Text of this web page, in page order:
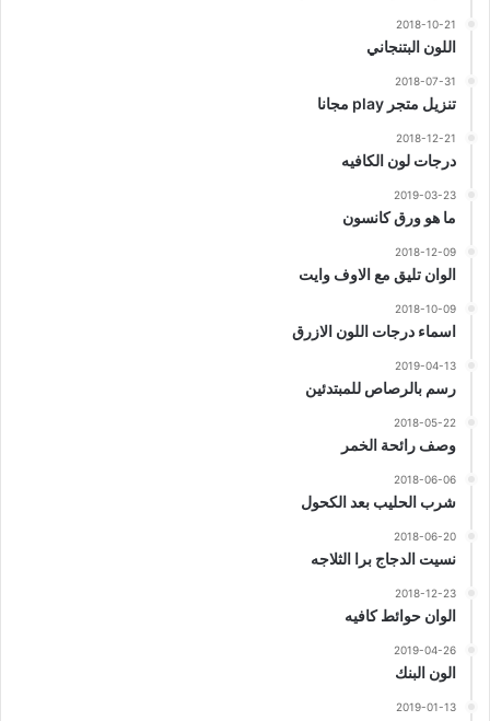
2018-10-21
اللون البتنجاني
2018-07-31
تنزيل متجر play مجانا
2018-12-21
درجات لون الكافيه
2019-03-23
ما هو ورق كانسون
2018-12-09
الوان تليق مع الاوف وايت
2018-10-09
اسماء درجات اللون الازرق
2019-04-13
رسم بالرصاص للمبتدئين
2018-05-22
وصف رائحة الخمر
2018-06-06
شرب الحليب بعد الكحول
2018-06-20
نسيت الدجاج برا الثلاجه
2018-12-23
الوان حوائط كافيه
2019-04-26
الون البنك
2019-01-13